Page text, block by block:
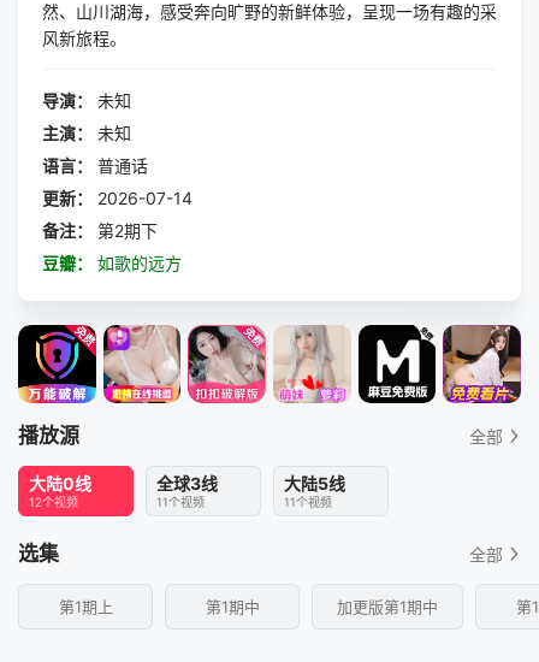
然、山川湖海，感受奔向旷野的新鲜体验，呈现一场有趣的采
风新旅程。
导演：
未知
主演：
未知
语言：
普通话
更新：
2026-07-14
备注：
第2期下
豆瓣：
如歌的远方
播放源 全部
大陆0线
12个视频
全球3线
11个视频
大陆5线
11个视频
选集 全部
第1期上 第1期中 加更版第1期中 第